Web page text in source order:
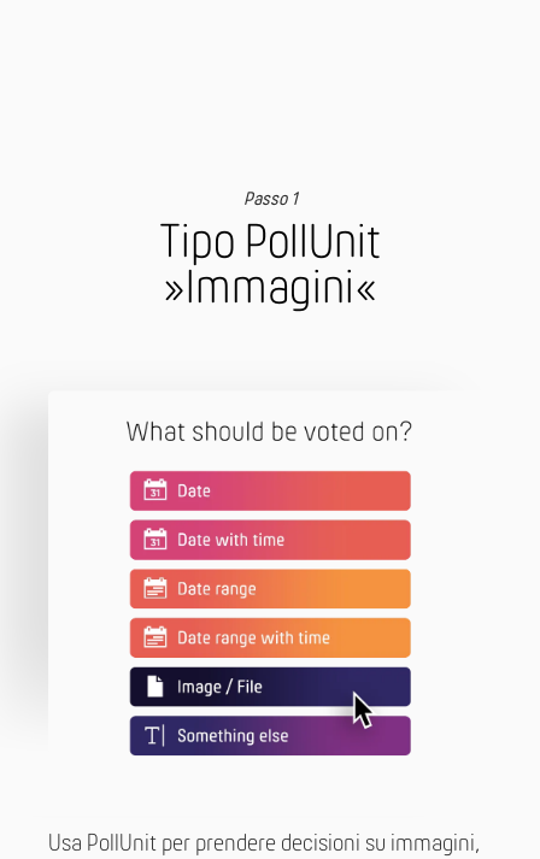
Passo 1
Tipo PollUnit
»Immagini«
Usa PollUnit per prendere decisioni su immagini,